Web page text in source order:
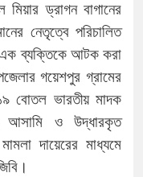
ড্রাগন বাগানের
নেতৃত্বে পরিচালিত
এক ব্যক্তিকে আটক করা
গয়েশপুর গ্রামের
বোতল ভারতীয় মাদক
ও উদ্ধারকৃত
দায়েরের মাধ্যমে